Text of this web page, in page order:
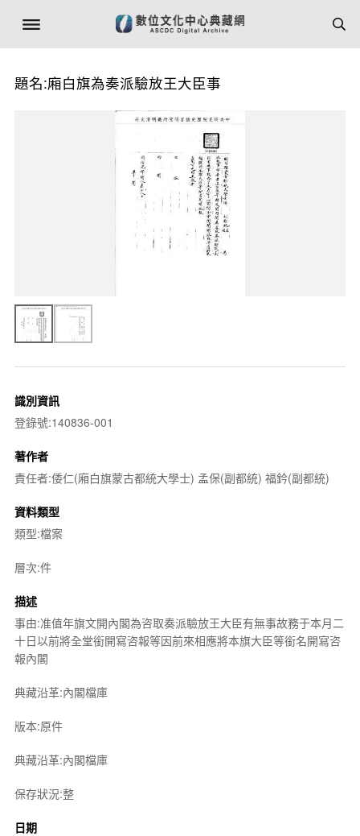
題名:廂白旗為奏派驗放王大臣事
識別資訊
登錄號:140836-001
著作者
責任者:倭仁(廂白旗蒙古都統大學士) 孟保(副都統) 福鈐(副都統)
資料類型
類型:檔案
層次:件
描述
事由:准值年旗文開內閣為咨取奏派驗放王大臣有無事故務于本月二
十日以前將全堂銜開寫咨報等因前來相應將本旗大臣等銜名開寫咨
報內閣
典藏沿革:內閣檔庫
版本:原件
典藏沿革:內閣檔庫
保存狀況:整
日期